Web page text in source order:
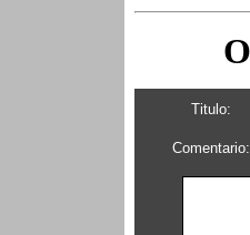
Titulo:
Comentario: